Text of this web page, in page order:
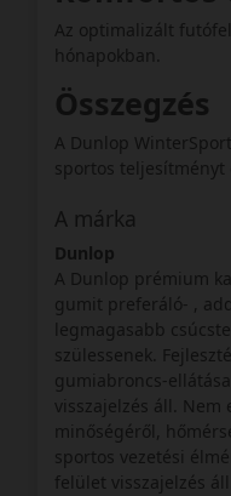
Az optimalizált
hónapokban.
Összegzés
A Dunlop
sportos
A márka
Dunlop
A Dunlop prémium
gumit preferáló- ,
legmagasabb
szülessenek.
gumiabroncs-
visszajelzés áll. Nem
minőségéről,
sportos vezetési
felület visszajelzés áll.